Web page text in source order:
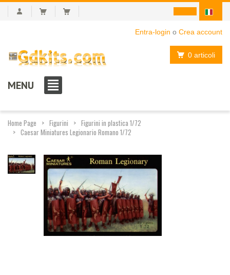
Entra-login o Crea account
0 articoli
MENU
Home Page Figurini
Figurini in plastica 1/72
Caesar Miniatures Legionario Romano 1/72